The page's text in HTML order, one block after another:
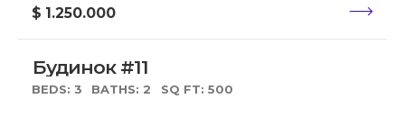
Будинок #11
$ 1.250.000
BEDS: 3 BATHS: 2 SQ FT: 500